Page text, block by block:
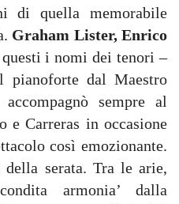
di quella memorabile
Graham Lister, Enrico
i nomi dei tenori –
pianoforte dal Maestro
sempre al
e Carreras in occasione
così emozionante.
serata. Tra le arie,
armonia’ dalla